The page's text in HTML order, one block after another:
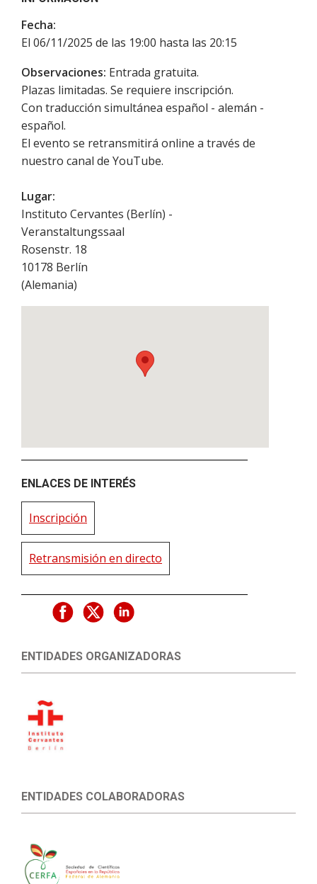
Fecha:
El 06/11/2025 de las 19:00 hasta las 20:15
Observaciones: Entrada gratuita.
Plazas limitadas. Se requiere inscripción.
Con traducción simultánea español - alemán -
español.
El evento se retransmitirá online a través de
nuestro canal de YouTube.
Lugar:
Instituto Cervantes (Berlín) -
Veranstaltungssaal
Rosenstr. 18
10178 Berlín
(Alemania)
ENLACES DE INTERÉS
Inscripción
Retransmisión en directo
ENTIDADES ORGANIZADORAS
ENTIDADES COLABORADORAS